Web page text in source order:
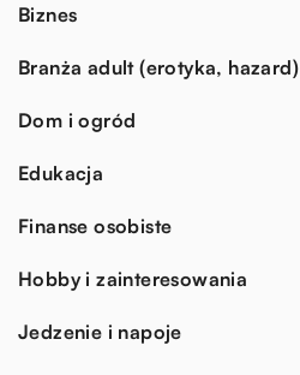
Biznes
Branża adult (erotyka, hazard)
Dom i ogród
Edukacja
Finanse osobiste
Hobby i zainteresowania
Jedzenie i napoje